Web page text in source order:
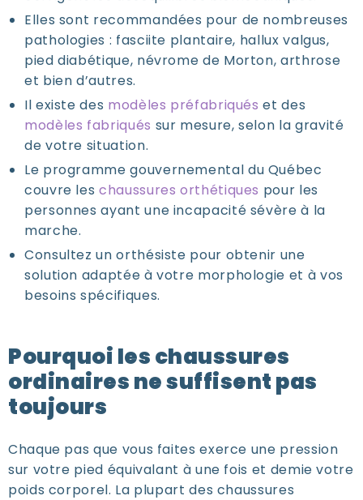
Elles sont recommandées pour de nombreuses
pathologies : fasciite plantaire, hallux valgus,
pied diabétique, névrome de Morton, arthrose
et bien d’autres.
Il existe des modèles préfabriqués et des
modèles fabriqués sur mesure, selon la gravité
de votre situation.
Le programme gouvernemental du Québec
couvre leschaussures orthétiques pour les
personnes ayant une incapacité sévère à la
marche.
Consultez un orthésiste pour obtenir une
solution adaptée à votre morphologie et à vos
besoins spécifiques.
Pourquoi les chaussures
ordinaires ne suffisent pas
toujours
Chaque pas que vous faites exerce une pression
sur votre pied équivalant à une fois et demie votre
poids corporel. La plupart des chaussures